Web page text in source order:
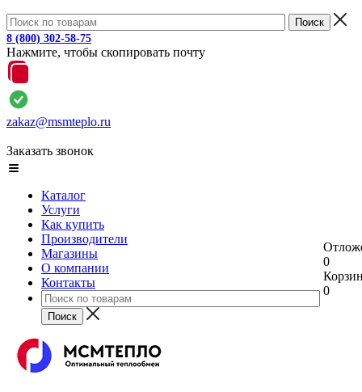
8 (800) 302-58-75
Нажмите, чтобы скопировать почту
zakaz@msmteplo.ru
Заказать звонок
Каталог
Услуги
Как купить
Производители
Магазины
О компании
Контакты
0
0